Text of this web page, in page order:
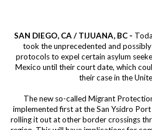
SAN DIEGO, CA / TIJUANA, BC -
took the unprecedented and
protocols to expel certain asylum
Mexico until their court date, which
their case in the
The new so-called Migrant
implemented first at the San Ysidro
rolling it out at other border crossings